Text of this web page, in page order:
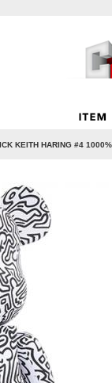
KEITH HARING #4 1000%